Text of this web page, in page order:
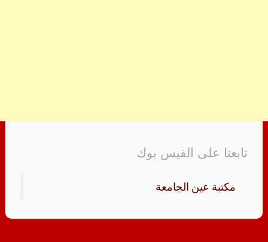
تابعنا على الفيس بوك
‏مكتبة عين الجامعة‏